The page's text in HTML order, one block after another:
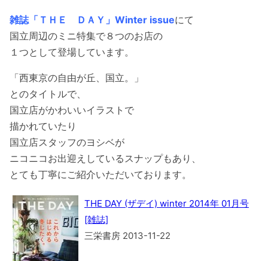
雑誌「ＴＨＥ ＤＡＹ」Winter issueにて
国立周辺のミニ特集で８つのお店の
１つとして登場しています。
「西東京の自由が丘、国立。」
とのタイトルで、
国立店がかわいいイラストで
描かれていたり
国立店スタッフのヨシベが
ニコニコお出迎えしているスナップもあり、
とても丁寧にご紹介いただいております。
THE DAY (ザデイ) winter 2014年 01月号
[雑誌]
三栄書房 2013-11-22